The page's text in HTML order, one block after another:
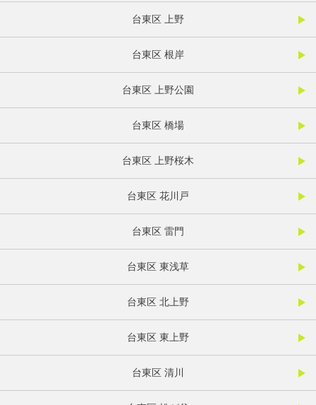
台東区 上野
台東区 根岸
台東区 上野公園
台東区 橋場
台東区 上野桜木
台東区 花川戸
台東区 雷門
台東区 東浅草
台東区 北上野
台東区 東上野
台東区 清川